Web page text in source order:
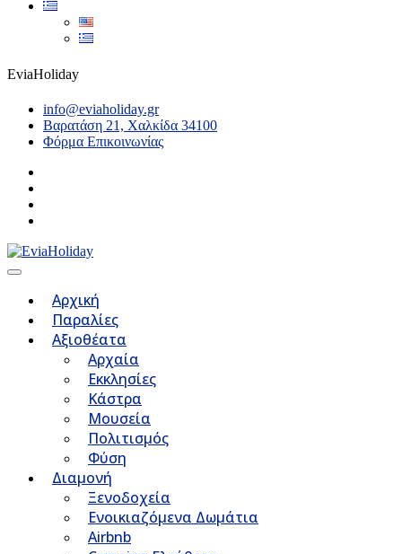
EviaHoliday
info@eviaholiday.gr
Βαρατάση 21, Χαλκίδα 34100
Φόρμα Επικοινωνίας
Αρχική
Παραλίες
Αξιοθέατα
Αρχαία
Εκκλησίες
Κάστρα
Μουσεία
Πολιτισμός
Φύση
Διαμονή
Ξενοδοχεία
Ενοικιαζόμενα Δωμάτια
Airbnb